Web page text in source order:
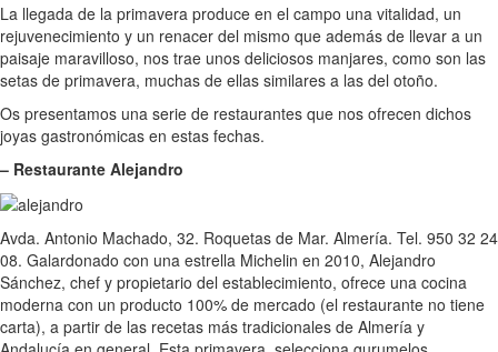
La llegada de la primavera produce en el campo una vitalidad, un
rejuvenecimiento y un renacer del mismo que además de llevar a un
paisaje maravilloso, nos trae unos deliciosos manjares, como son las
setas de primavera, muchas de ellas similares a las del otoño.
Os presentamos una serie de restaurantes que nos ofrecen dichos
joyas gastronómicas en estas fechas.
– Restaurante Alejandro
Avda. Antonio Machado, 32. Roquetas de Mar. Almería. Tel. 950 32 24
08. Galardonado con una estrella Michelin en 2010, Alejandro
Sánchez, chef y propietario del establecimiento, ofrece una cocina
moderna con un producto 100% de mercado (el restaurante no tiene
carta), a partir de las recetas más tradicionales de Almería y